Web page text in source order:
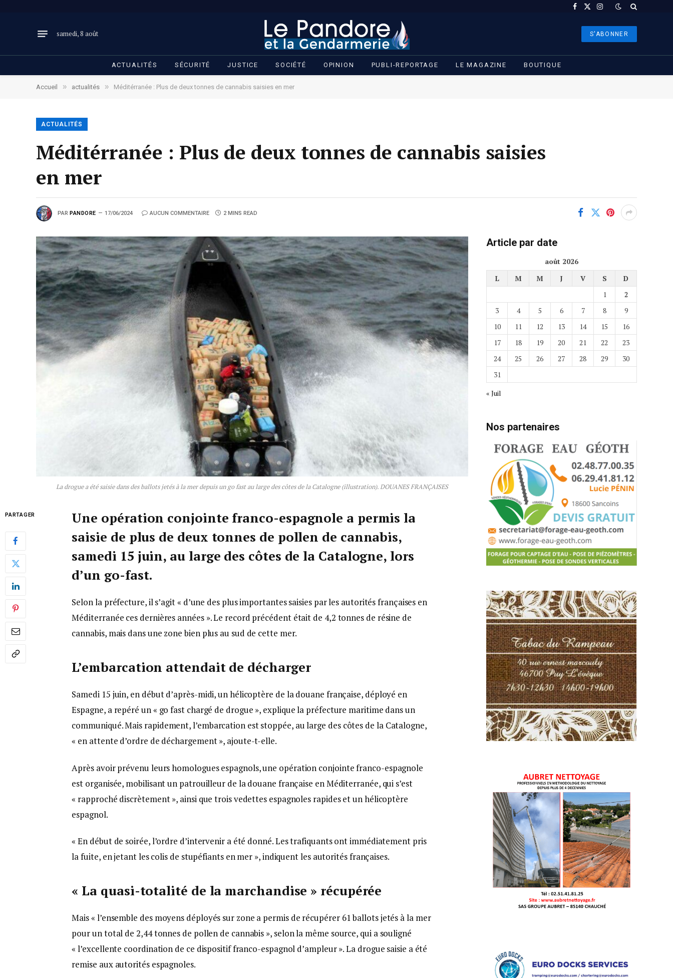
Facebook
X
Instagram
samedi, 8 août S'ABONNER
ACTUALITÉS SÉCURITÉ JUSTICE SOCIÉTÉ OPINION PUBLI-REPORTAGE LE MAGAZINE BOUTIQUE
Accueil » actualités » Méditérranée : Plus de deux tonnes de cannabis saisies en mer
ACTUALITÉS
Méditérranée : Plus de deux tonnes de cannabis saisies
en mer
PAR PANDORE 17/06/2024 AUCUN COMMENTAIRE 2 MINS READ
La drogue a été saisie dans des ballots jetés à la mer depuis un go fast au large des côtes de la Catalogne (illustration). DOUANES FRANÇAISES
PARTAGER
Une opération conjointe franco-espagnole a permis la
saisie de plus de deux tonnes de pollen de cannabis,
samedi 15 juin, au large des côtes de la Catalogne, lors
d’un go-fast.
Selon la préfecture, il s’agit « d’une des plus importantes saisies par les autorités françaises en
Méditerranée ces dernières années ». Le record précédent était de 4,2 tonnes de résine de
cannabis, mais dans une zone bien plus au sud de cette mer.
L’embarcation attendait de décharger
Samedi 15 juin, en début d’après-midi, un hélicoptère de la douane française, déployé en
Espagne, a repéré un « go fast chargé de drogue », explique la préfecture maritime dans un
communiqué. Mais rapidement, l’embarcation est stoppée, au large des côtes de la Catalogne,
« en attente d’ordre de déchargement », ajoute-t-elle.
Après avoir prévenu leurs homologues espagnols, une opération conjointe franco-espagnole
est organisée, mobilisant un patrouilleur de la douane française en Méditerranée, qui s’est
« rapproché discrètement », ainsi que trois vedettes espagnoles rapides et un hélicoptère
espagnol.
« En début de soirée, l’ordre d’intervenir a été donné. Les trafiquants ont immédiatement pris
la fuite, en jetant les colis de stupéfiants en mer », indiquent les autorités françaises.
« La quasi-totalité de la marchandise » récupérée
Mais « l’ensemble des moyens déployés sur zone a permis de récupérer 61 ballots jetés à la mer
pour un total de 2,44 tonnes de pollen de cannabis », selon la même source, qui a souligné
« l’excellente coordination de ce dispositif franco-espagnol d’ampleur ». La drogue saisie a été
remise aux autorités espagnoles.
Article par date
août 2026
L
M M J V S
D
1
2
3
4 5 6 7 8
9
10
11 12 13 14 15
16
17
18 19 20 21 22
23
24
25 26 27 28 29
30
31
« Juil
Nos partenaires